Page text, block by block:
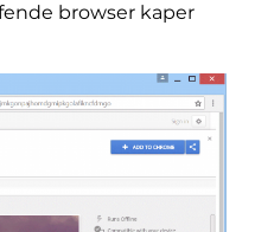
browser kaper